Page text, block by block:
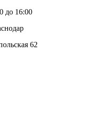
до 16:00
62